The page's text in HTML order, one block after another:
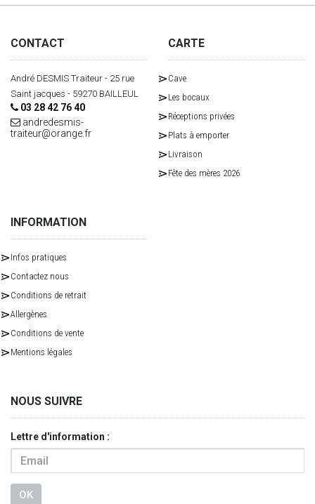
CONTACT
André DESMIS Traiteur - 25 rue
Saint jacques - 59270 BAILLEUL
03 28 42 76 40
andredesmis-
traiteur@orange.fr
CARTE
Cave
Les bocaux
Réceptions privées
Plats à emporter
Livraison
Fête des mères 2026
INFORMATION
Infos pratiques
Contactez nous
Conditions de retrait
Allergènes
Conditions de vente
Mentions légales
NOUS SUIVRE
Lettre d'information :
OK